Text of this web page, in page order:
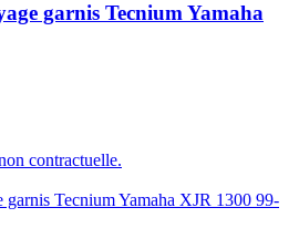
garnis Tecnium Yamaha
contractuelle.